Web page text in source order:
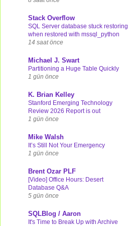
Stack Overflow
SQL Server database stuck restoring
when restored with mssql_python
14 saat önce
Michael J. Swart
Partitioning a Huge Table Quickly
1 gün önce
K. Brian Kelley
Stanford Emerging Technology
Review 2026 Report is out
1 gün önce
Mike Walsh
It’s Still Not Your Emergency
1 gün önce
Brent Ozar PLF
[Video] Office Hours: Desert
Database Q&A
5 gün önce
SQLBlog / Aaron
It's Time to Break Up with Archive